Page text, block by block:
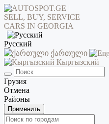
Русский
ქართული
Кыргызский
Грузия
Отмена
Районы
Применить